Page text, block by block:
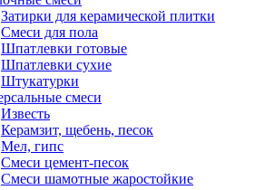
Затирки для керамической плитки
Смеси для пола
Шпатлевки готовые
Шпатлевки сухие
Штукатурки
смеси
Известь
Керамзит, щебень, песок
Мел, гипс
Смеси цемент-песок
Смеси шамотные жаростойкие